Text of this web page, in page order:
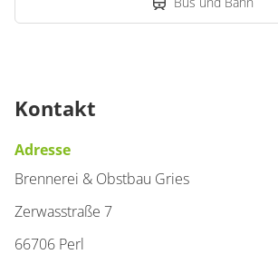
Kontakt
Adresse
Brennerei & Obstbau Gries
Zerwasstraße 7
66706 Perl